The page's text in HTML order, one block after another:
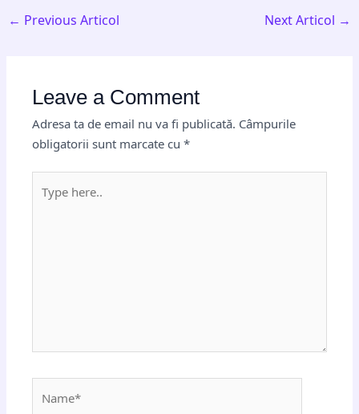
← Previous Articol Next Articol →
Leave a Comment
Adresa ta de email nu va fi publicată. Câmpurile
obligatorii sunt marcate cu*
here..